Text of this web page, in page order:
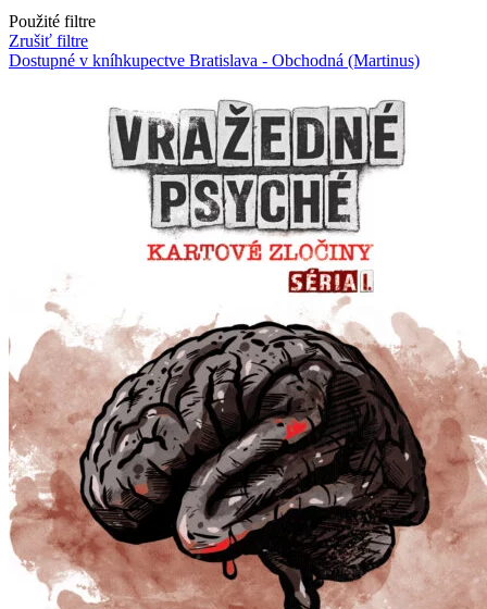
Použité filtre
Zrušiť filtre
Dostupné v kníhkupectve Bratislava - Obchodná (Martinus)